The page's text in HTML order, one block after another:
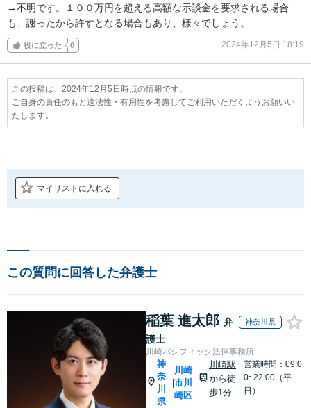
→不明です。１００万円を超える高額な示談金を要求される場合
も、謝ったから許すとなる場合もあり、様々でしょう。
役に立った 0 2024年12月5日 18:19
この投稿は、2024年12月5日時点の情報です。
ご自身の責任のもと適法性・有用性を考慮してご利用いただくようお願いい
たします。
マイリストに入れる
この質問に回答した弁護士
稲葉 進太郎 弁
護士
神奈川県
川崎パシフィック法律事務所
神
奈
川
県
|
川崎
市川
崎区
川崎駅
から徒
歩1分
営業時間：09:0
0~22:00（平
日）